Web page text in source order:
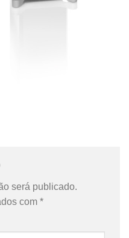
será publicado.
com *